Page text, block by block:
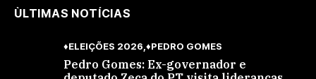
ÙLTIMAS NOTÍCIAS
♦ELEIÇÕES 2026 ♦PEDRO GOMES
Pedro Gomes: Ex-governador e